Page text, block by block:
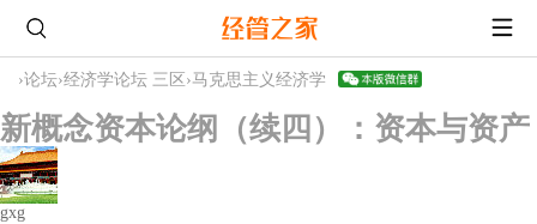
›论坛›经济学论坛 三区 ›马克思主义经济学
新概念资本论纲（续四）：资本与资产
gxg